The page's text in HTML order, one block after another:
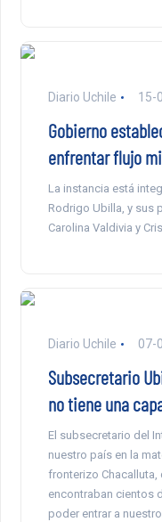
Diario Uchile 15-
Gobierno
enfrentar flujo
La instancia está
Rodrigo Ubilla, y sus
Carolina Valdivia y
Diario Uchile 07-
Subsecretario
no tiene una
El subsecretario del
nuestro país en la
fronterizo Chacalluta,
encontraban cientos
poder entrar a